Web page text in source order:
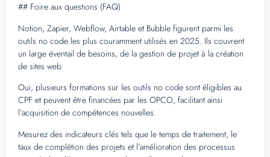
## Foire aux questions (FAQ)
Notion, Zapier, Webflow, Airtable et Bubble figurent parmi les
outils no code les plus couramment utilisés en 2025. Ils couvrent
un large éventail de besoins, de la gestion de projet à la création
de sites web.
Oui, plusieurs formations sur les outils no code sont éligibles au
CPF et peuvent être financées par les OPCO, facilitant ainsi
l’acquisition de compétences nouvelles.
Mesurez des indicateurs clés tels que le temps de traitement, le
taux de complétion des projets et l’amélioration des processus